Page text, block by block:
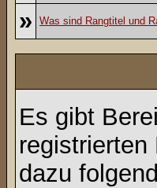
» Was sind Rangtitel und
Es gibt
dazu